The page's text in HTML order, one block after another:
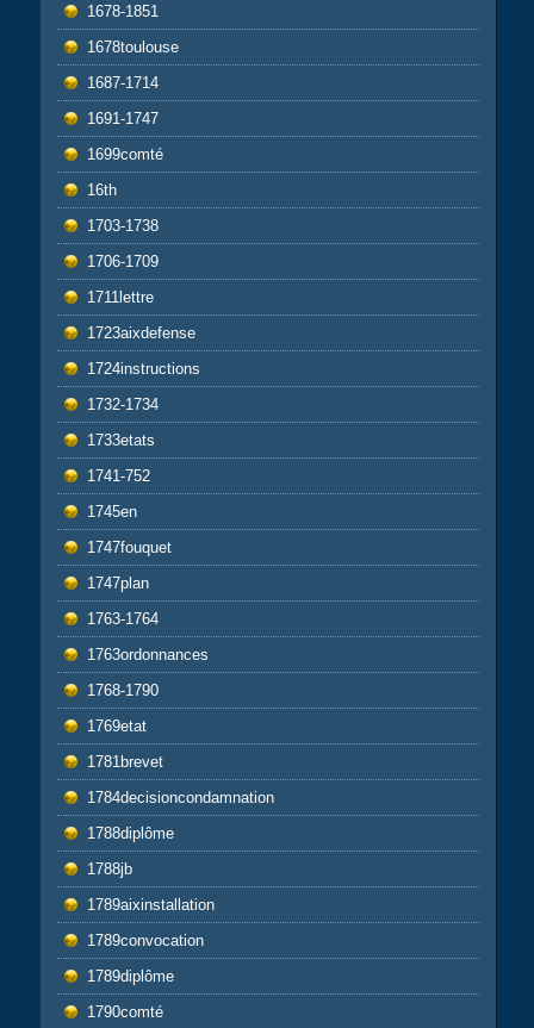
1678-1851
1678toulouse
1687-1714
1691-1747
1699comté
16th
1703-1738
1706-1709
1711lettre
1723aixdefense
1724instructions
1732-1734
1733etats
1741-752
1745en
1747fouquet
1747plan
1763-1764
1763ordonnances
1768-1790
1769etat
1781brevet
1784decisioncondamnation
1788diplôme
1788jb
1789aixinstallation
1789convocation
1789diplôme
1790comté